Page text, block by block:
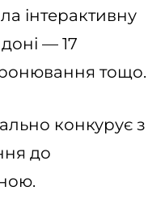
інтерактивну
— 17
тощо.
конкурує з
до